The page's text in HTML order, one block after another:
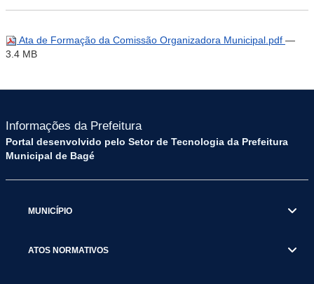
Ata de Formação da Comissão Organizadora Municipal.pdf —
3.4 MB
Informações da Prefeitura
Portal desenvolvido pelo Setor de Tecnologia da Prefeitura
Municipal de Bagé
MUNICÍPIO
ATOS NORMATIVOS